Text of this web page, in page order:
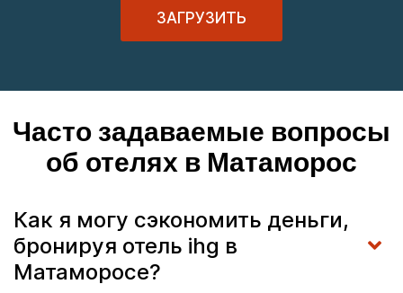
ЗАГРУЗИТЬ
Часто задаваемые вопросы
об отелях в Матаморос
Как я могу сэкономить деньги,
бронируя отель ihg в
Матаморосе?